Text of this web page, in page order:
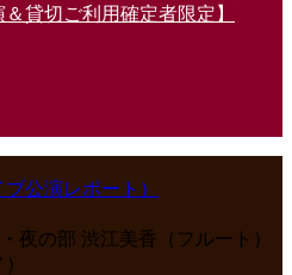
貸切ご利用確定者限定】
公演レポート）
夜の部 渋江美香（フルート）